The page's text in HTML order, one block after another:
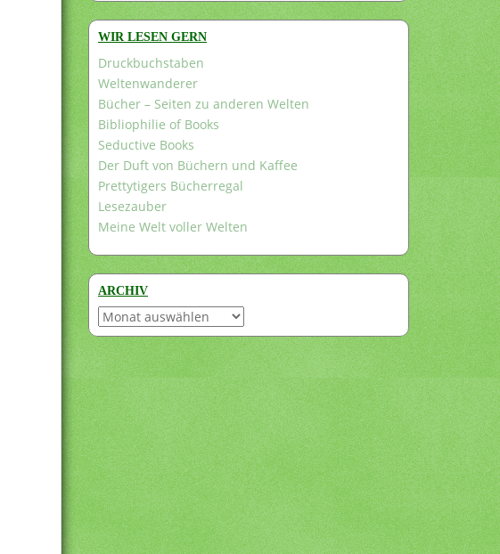
WIR LESEN GERN
Druckbuchstaben
Weltenwanderer
Bücher – Seiten zu anderen Welten
Bibliophilie of Books
Seductive Books
Der Duft von Büchern und Kaffee
Prettytigers Bücherregal
Lesezauber
Meine Welt voller Welten
ARCHIV
Archiv